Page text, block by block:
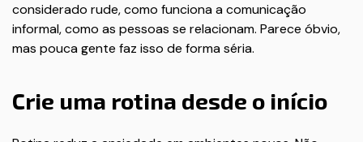
considerado rude, como funciona a comunicação
informal, como as pessoas se relacionam. Parece óbvio,
mas pouca gente faz isso de forma séria.
Crie uma rotina desde o início